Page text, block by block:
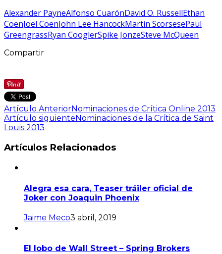
Alexander PayneAlfonso CuarónDavid O. RussellEthan
CoenJoel CoenJohn Lee HancockMartin ScorsesePaul
GreengrassRyan CooglerSpike JonzeSteve McQueen
Compartir
Artículo AnteriorNominaciones de Crítica Online 2013
Artículo siguienteNominaciones de la Crítica de Saint
Louis 2013
Artículos Relacionados
Alegra esa cara, Teaser tráiler oficial de
Joker con Joaquin Phoenix
Jaime Meco3 abril, 2019
El lobo de Wall Street – Spring Brokers